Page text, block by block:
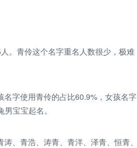
。青伶这个名字重名人数很少，极难
字使用青伶的占比60.9%，女孩名字
宝宝起名。
、青浩、涛青、青洋、泽青、恒青、